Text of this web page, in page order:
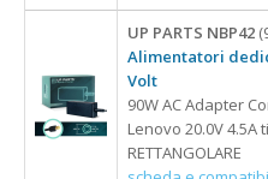
UP PARTS NBP42
Alimentatori
Volt
90W AC Adapter
Lenovo 20.0V 4.5A
RETTANGOLARE